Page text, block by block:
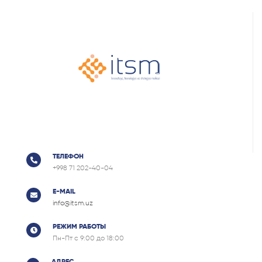
ТЕЛЕФОН
+998 71 202-40-04
E-MAIL
info@itsm.uz
РЕЖИМ РАБОТЫ
Пн-Пт с 9:00 до 18:00